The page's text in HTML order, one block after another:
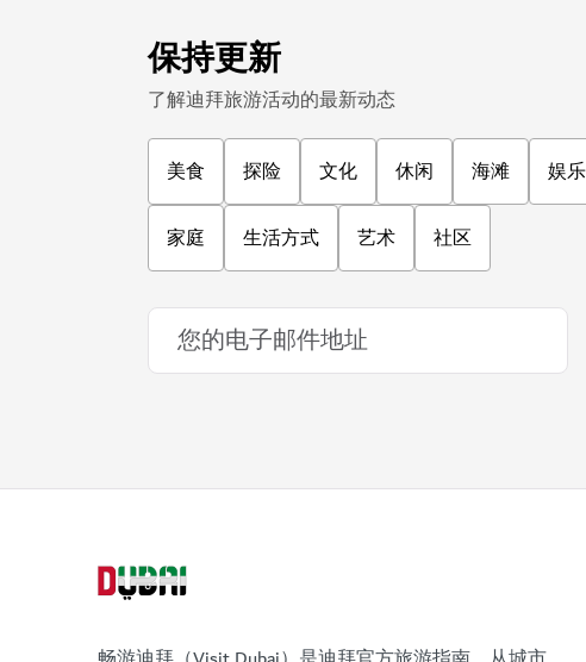
保持更新
了解迪拜旅游活动的最新动态
美食 探险 文化 休闲 海滩 娱乐
家庭 生活方式 艺术 社区